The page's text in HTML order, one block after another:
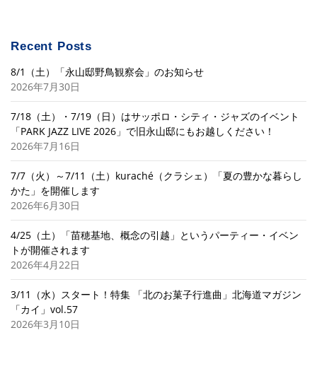
Recent Posts
8/1（土）「永山邸野鳥観察会」のお知らせ
2026年7月30日
7/18（土）・7/19（日）はサッポロ・シティ・ジャズのイベント
「PARK JAZZ LIVE 2026」で旧永山邸にもお越しください！
2026年7月16日
7/7（火）～7/11（土）kuraché（クラシェ）「夏の豊かな暮らし
かた」を開催します
2026年6月30日
4/25（土）「苗穂基地、概念の引越」というパーティー・イベン
トが開催されます
2026年4月22日
3/11（水）スタート！特集 「北のお菓子行進曲」北海道マガジン
「カイ」vol.57
2026年3月10日